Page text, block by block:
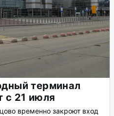
терминал
с 21 июля
временно закроют вход